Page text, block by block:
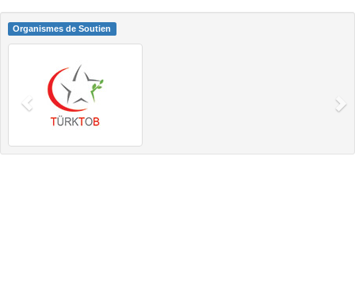
Organismes de Soutien